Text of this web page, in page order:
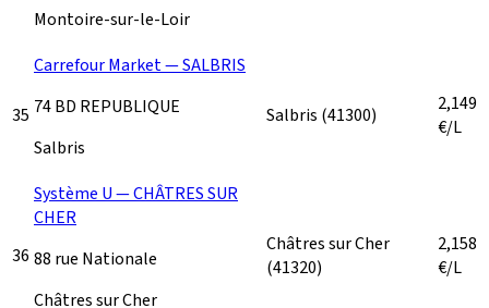
Montoire-sur-le-Loir
35
Carrefour Market — SALBRIS
74 BD REPUBLIQUE
Salbris
Salbris (41300)
2,149
€/L
36
Système U — CHÂTRES SUR
CHER
88 rue Nationale
Châtres sur Cher
Châtres sur Cher
(41320)
2,158
€/L